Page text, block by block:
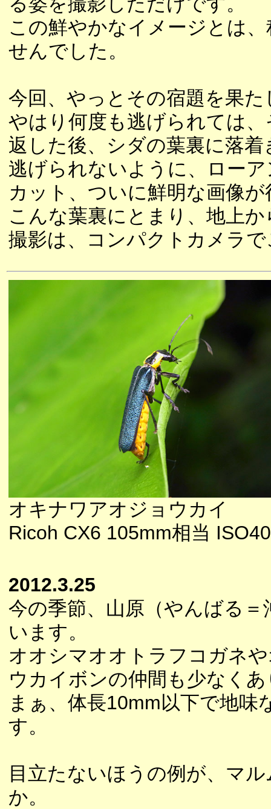
この鮮やかなイメージとは
せんでした。
今回、やっとその宿題を果
やはり何度も逃げられては
返した後、シダの葉裏に落着
逃げられないように、ロー
カット、ついに鮮明な画像
こんな葉裏にとまり、地上
撮影は、コンパクトカメラ
オキナワアオジョウカイ
Ricoh CX6 105mm相当
2012.3.25
今の季節、山原（やんばる
います。
オオシマオオトラフコガネ
ウカイボンの仲間も少なく
まぁ、体長10mm以下で地
す。
目立たないほうの例が、マ
か。